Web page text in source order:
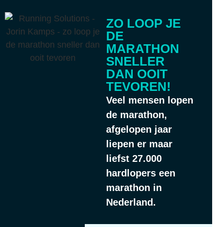
ZO LOOP JE
DE
MARATHON
SNELLER
DAN OOIT
TEVOREN!
Veel mensen lopen
de marathon,
afgelopen jaar
liepen er maar
liefst 27.000
hardlopers een
marathon in
Nederland.